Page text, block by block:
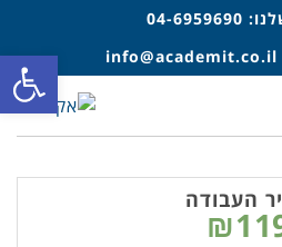
04-6959690
info@academit.co.il
העבודה
פתח